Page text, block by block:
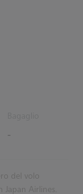
-
del volo
Airlines.